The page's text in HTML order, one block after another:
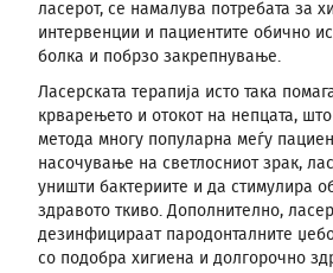
ласерот, се намалува потребата за
интервенции и пациентите обично
болка и побрзо закрепнување.
Ласерската терапија исто така
крварењето и отокот на непцата,
метода многу популарна меѓу
насочување на светлосниот зрак,
уништи бактериите и да стимулира
здравото ткиво. Дополнително,
дезинфицираат пародонталните
со подобра хигиена и долгорочно